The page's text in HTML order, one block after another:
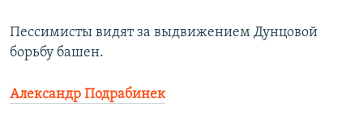
Пессимисты видят за выдвижением Дунцовой
борьбу башен.
Александр Подрабинек